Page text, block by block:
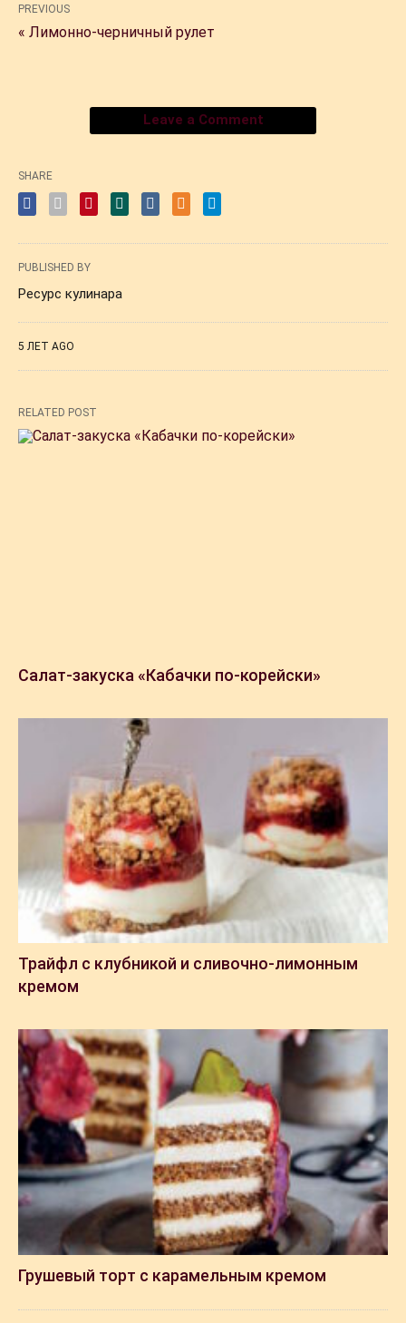
PREVIOUS
« Лимонно-черничный рулет
Leave a Comment
SHARE
PUBLISHED BY
Ресурс кулинара
5 ЛЕТ AGO
RELATED POST
Салат-закуска «Кабачки по-корейски»
Трайфл с клубникой и сливочно-лимонным
кремом
Грушевый торт с карамельным кремом